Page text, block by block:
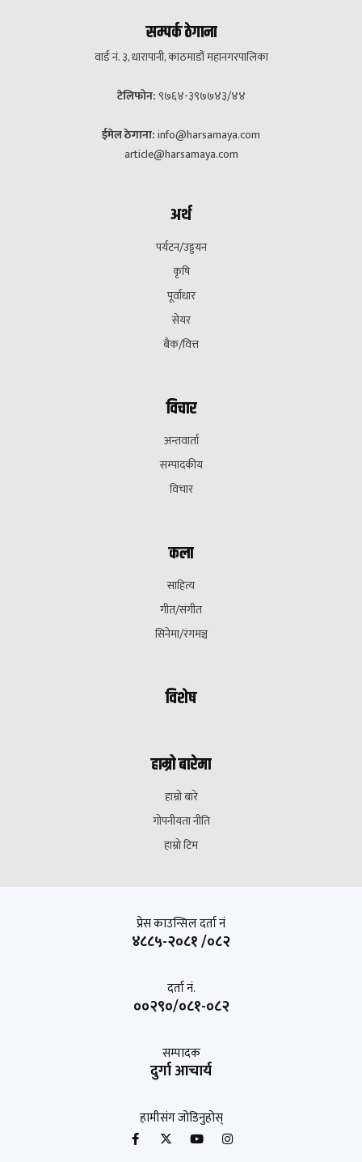
सम्पर्क ठेगाना
वार्ड नं. ३, धारापानी, काठमाडौं महानगरपालिका
टेलिफोन: ९७६४-३९७७४३/४४
ईमेल ठेगाना:info@harsamaya.com
article@harsamaya.com
अर्थ
पर्यटन/उड्डयन
कृषि
पूर्वाधार
सेयर
बैक/वित्त
विचार
अन्तवार्ता
सम्पादकीय
विचार
कला
साहित्य
गीत/संगीत
सिनेमा/रंगमञ्च
विशेष
हाम्रो बारेमा
हाम्रो बारे
गोपनीयता नीति
हाम्रो टिम
प्रेस काउन्सिल दर्ता नं
४८८५-२०८१ /०८२
दर्ता नं.
००२९०/०८१-०८२
सम्पादक
दुर्गा आचार्य
हामीसंग जोडिनुहोस्